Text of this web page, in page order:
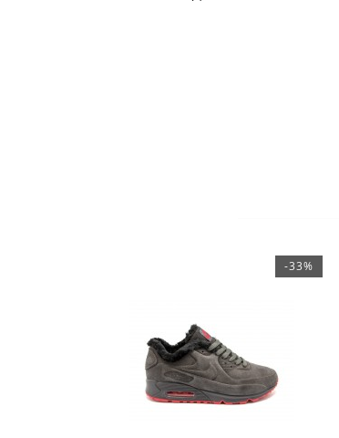
-33%